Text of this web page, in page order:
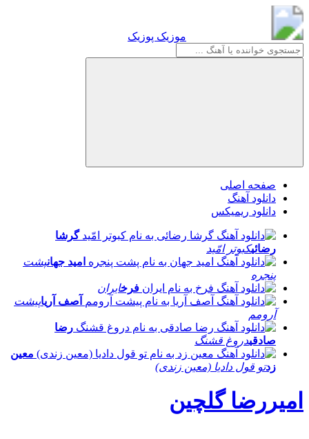
موزیک پوزیک
صفحه اصلی
دانلود آهنگ
دانلود ریمیکس
گرشا
رضائیکبوتر امّید
امید جهانپشت
پنجره
فرخایران
آصف آریاپیشت
آرومم
رضا
صادقیدروغ قشنگ
معین
زدتو قول دادیا (معین زندی)
امیررضا گلچین